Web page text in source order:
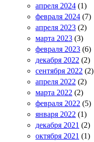
апреля 2024 (1)
февраля 2024 (7)
апреля 2023 (2)
марта 2023 (3)
февраля 2023 (6)
декабря 2022 (2)
сентября 2022 (2)
апреля 2022 (2)
марта 2022 (2)
февраля 2022 (5)
января 2022 (1)
декабря 2021 (2)
октября 2021 (1)